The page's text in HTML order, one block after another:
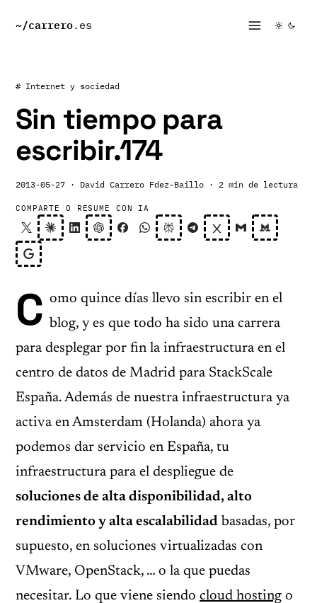
~/carrero.es
# Internet y sociedad
Sin tiempo para
escribir.174
2013-05-27 · David Carrero Fdez-Baillo · 2 min de lectura
COMPARTE O RESUME CON IA
C omo quince días llevo sin escribir en el
blog, y es que todo ha sido una carrera
para desplegar por fin la infraestructura en el
centro de datos de Madrid para StackScale
España. Además de nuestra infraestructura ya
activa en Amsterdam (Holanda) ahora ya
podemos dar servicio en España, tu
infraestructura para el despliegue de
soluciones de alta disponibilidad, alto
rendimiento y alta escalabilidad basadas, por
supuesto, en soluciones virtualizadas con
VMware, OpenStack, … o la que puedas
necesitar. Lo que viene siendo cloud hosting o